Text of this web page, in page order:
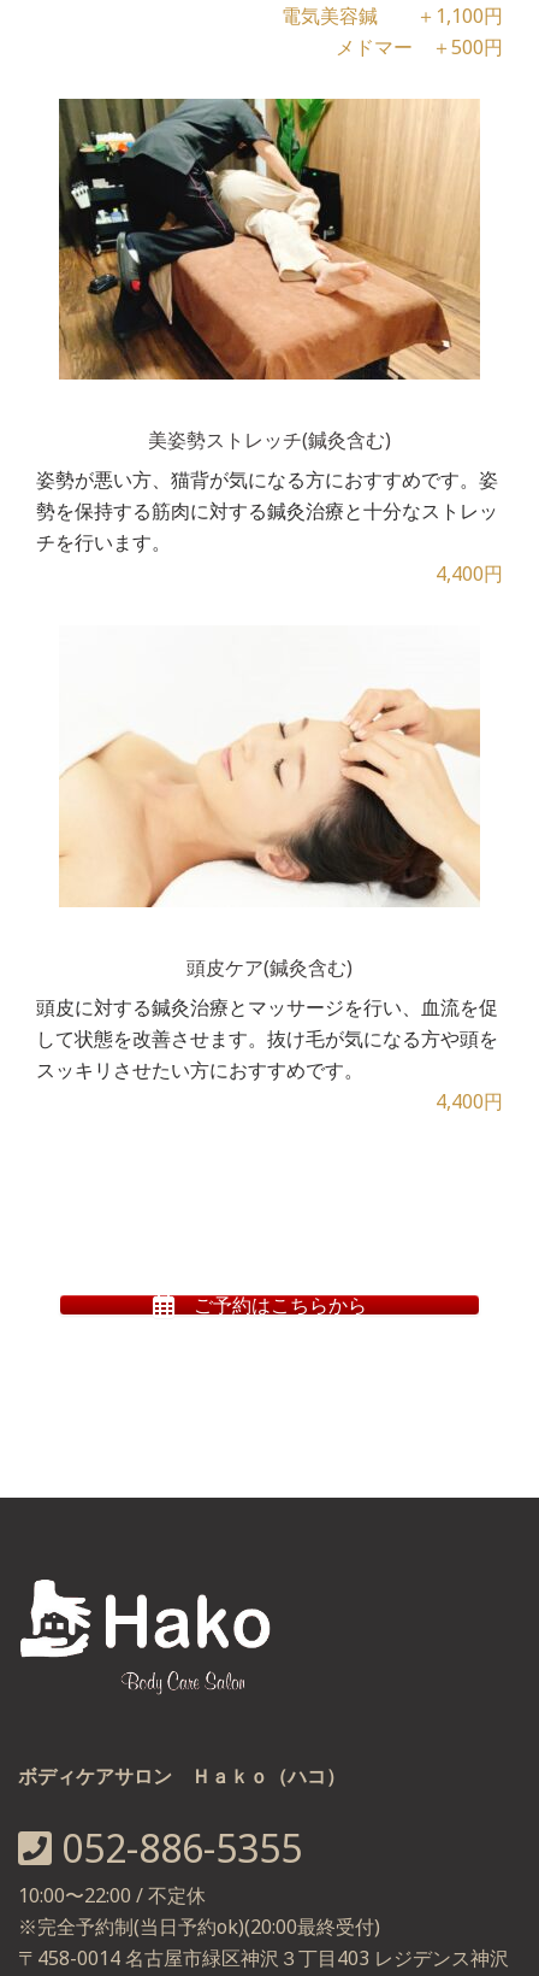
電気美容鍼 ＋1,100円
メドマー ＋500円
美姿勢ストレッチ(鍼灸含む)
姿勢が悪い方、猫背が気になる方におすすめです。姿
勢を保持する筋肉に対する鍼灸治療と十分なストレッ
チを行います。
4,400円
頭皮ケア(鍼灸含む)
頭皮に対する鍼灸治療とマッサージを行い、血流を促
して状態を改善させます。抜け毛が気になる方や頭を
スッキリさせたい方におすすめです。
4,400円
ご予約はこちらから
ボディケアサロン Ｈａｋｏ（ハコ）
052-886-5355
10:00〜22:00 / 不定休
※完全予約制(当日予約ok)(20:00最終受付)
〒458-0014 名古屋市緑区神沢３丁目403 レジデンス神沢